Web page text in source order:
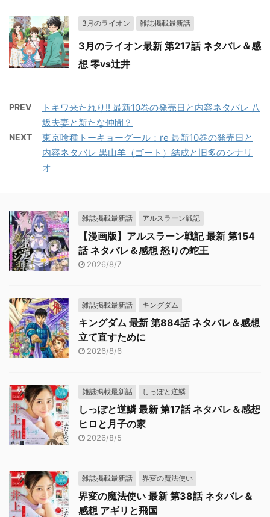
3月のライオン 雑誌掲載最新話
3月のライオン最新 第217話 ネタバレ＆感
想 零vs辻井
PREV
トキワ来たれり!! 最新10巻の発売日と内容ネタバレ 八
坂夫妻と新たな仲間？
NEXT
東京喰種トーキョーグール：re 最新10巻の発売日と
内容ネタバレ 黒山羊（ゴート）結成と旧多のシナリ
オ
雑誌掲載最新話 アルスラーン戦記
【漫画版】アルスラーン戦記 最新 第154
話 ネタバレ＆感想 怒りの蛇王
2026/8/7
雑誌掲載最新話 キングダム
キングダム 最新 第884話 ネタバレ＆感想
立て直すために
2026/8/6
雑誌掲載最新話 しっぽと逆鱗
しっぽと逆鱗 最新 第17話 ネタバレ＆感想
ヒロと月子の家
2026/8/5
雑誌掲載最新話 界変の魔法使い
界変の魔法使い 最新 第38話 ネタバレ＆
感想 アギリと飛国